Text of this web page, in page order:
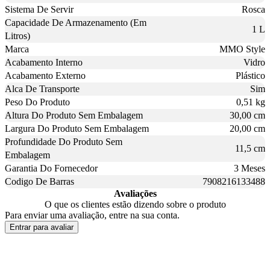
Sistema De Servir
Rosca
Capacidade De Armazenamento (Em
Litros)
1 L
Marca
MMO Style
Acabamento Interno
Vidro
Acabamento Externo
Plástico
Alca De Transporte
Sim
Peso Do Produto
0,51 kg
Altura Do Produto Sem Embalagem
30,00 cm
Largura Do Produto Sem Embalagem
20,00 cm
Profundidade Do Produto Sem
Embalagem
11,5 cm
Garantia Do Fornecedor
3 Meses
Codigo De Barras
7908216133488
Avaliações
O que os clientes estão dizendo sobre o produto
Para enviar uma avaliação, entre na sua conta.
Entrar para avaliar